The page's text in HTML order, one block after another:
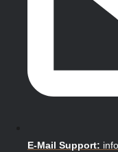
E-Mail Support: